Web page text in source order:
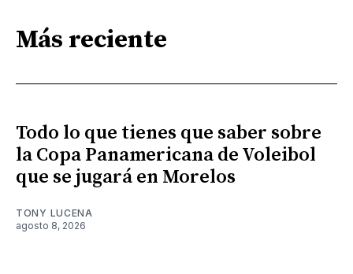
Más reciente
Todo lo que tienes que saber sobre
la Copa Panamericana de Voleibol
que se jugará en Morelos
TONY LUCENA
agosto 8, 2026